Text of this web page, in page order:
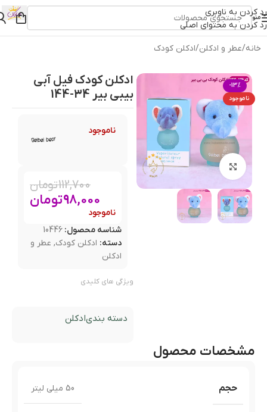
رد کردن به ناوبری
رد کردن به محتوای اصلی
منو
خانه/عطر و ادکلن/ادکلن کودک
-13%
ناموجود
بزرگنمایی تصویر
ادکلن کودک فیل آبی
بیبی بیر 34-144
ناموجود
112,700تومان
98,000تومان
ناموجود
شناسه محصول: 10446
دسته: ادکلن کودک, عطر و
ادکلن
ویژگی های کلیدی
دسته بندیادکلن
مشخصات محصول
حجم 50 میلی لیتر